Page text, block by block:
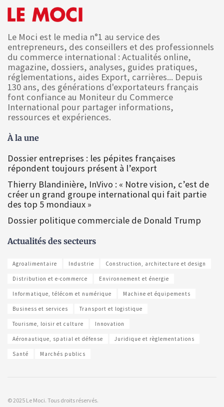
Le Moci est le media n°1 au service des
entrepreneurs, des conseillers et des professionnels
du commerce international : Actualités online,
magazine, dossiers, analyses, guides pratiques,
réglementations, aides Export, carrières... Depuis
130 ans, des générations d'exportateurs français
font confiance au Moniteur du Commerce
International pour partager informations,
ressources et expériences.
À la une
Dossier entreprises : les pépites françaises
répondent toujours présent à l’export
Thierry Blandinière, InVivo : « Notre vision, c’est de
créer un grand groupe international qui fait partie
des top 5 mondiaux »
Dossier politique commerciale de Donald Trump
Actualités des secteurs
Agroalimentaire Industrie Construction, architecture et design
Distribution et e-commerce Environnement et énergie
Informatique, télécom et numérique Machine et équipements
Business et services Transport et logistique
Tourisme, loisir et culture Innovation
Aéronautique, spatial et défense Juridique et règlementations
Santé Marchés publics
© 2025 Le Moci. Tous droits réservés.